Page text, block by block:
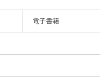
電子書籍